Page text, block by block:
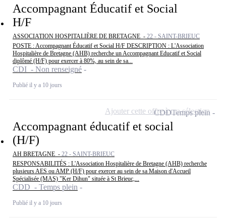
Accompagnant Éducatif et Social
H/F
ASSOCIATION HOSPITALIÈRE DE BRETAGNE - 22 - SAINT-BRIEUC
POSTE : Accompagnant Éducatif et Social H/F DESCRIPTION : L'Association
Hospitalière de Bretagne (AHB) recherche un Accompagnant Educatif et Social
diplômé (H/F) pour exercer à 80%, au sein de sa...
CDI - Non renseigné
Publié il y a 10 jours
Accompagnant éducatif et social
(H/F)
AH BRETAGNE - 22 - SAINT-BRIEUC
RESPONSABILITÉS : L'Association Hospitalière de Bretagne (AHB) recherche
plusieurs AES ou AMP (H/F) pour exercer au sein de sa Maison d'Accueil
Spécialisée (MAS) "Ker Dihun" située à St Brieuc,...
CDD - Temps plein
Publié il y a 10 jours
CDDTemps plein
Ajouter cette offre à ma sélection